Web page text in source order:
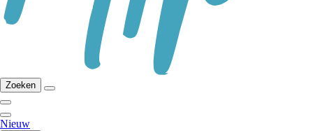
Zoeken
Nieuw